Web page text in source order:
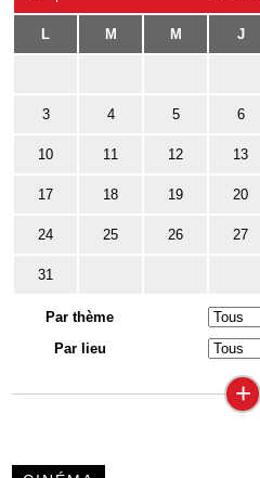
L M M J
3 4 5 6
10 11 12 13
17 18 19 20
24 25 26 27
31
Par thème
Par lieu
+